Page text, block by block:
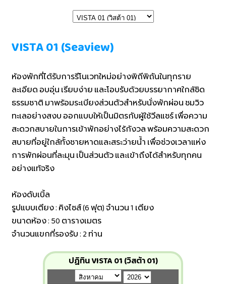
VISTA 01 (Seaview)
ห้องพักที่ได้รับการรีโนเวทใหม่อย่างพิถีพิถันในทุกราย
ละเอียด อบอุ่น เรียบง่าย และโอบรับด้วยบรรยากาศใกล้ชิด
ธรรมชาติ มาพร้อมระเบียงส่วนตัวสำหรับนั่งพักผ่อน ชมวิว
ทะเลอย่างสงบ ออกแบบให้เป็นมิตรกับผู้ใช้วีลแชร์ เพื่อความ
สะดวกสบายในการเข้าพักอย่างไร้กังวล พร้อมความสะดวก
สบายที่อยู่ใกล้ทั้งชายหาดและสระว่ายน้ำ เพื่อช่วงเวลาแห่ง
การพักผ่อนที่ละมุน เป็นส่วนตัว และเข้าถึงได้สำหรับทุกคน
อย่างแท้จริง
ห้องดับเบิ้ล
รูปแบบเตียง : คิงไซส์ (6 ฟุต) จำนวน 1 เตียง
ขนาดห้อง : 50 ตารางเมตร
จำนวนแขกที่รองรับ : 2 ท่าน
ปฏิทิน VISTA 01 (วิสต้า 01)